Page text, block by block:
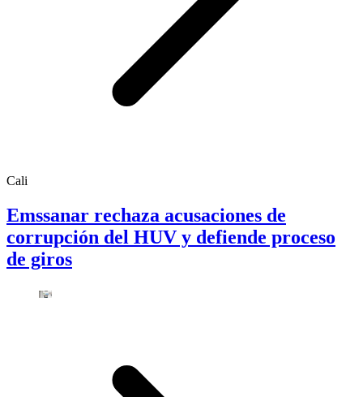
Cali
Emssanar rechaza acusaciones de
corrupción del HUV y defiende proceso
de giros